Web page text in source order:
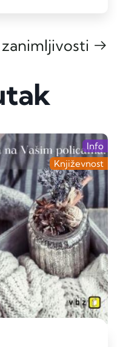
Info
Književnost